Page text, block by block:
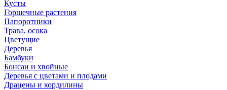
Кусты
Горшечные растения
Папоротники
Трава, осока
Цветущие
Деревья
Бамбуки
Бонсаи и хвойные
Деревья с цветами и плодами
Драцены и кордилины